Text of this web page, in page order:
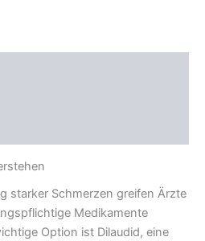
starker Schmerzen greifen Ärzte
Medikamente
Option ist Dilaudid, eine